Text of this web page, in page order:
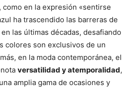
en la expresión «sentirse
ha trascendido las barreras de
las últimas décadas, desafiando
colores son exclusivos de un
en la moda contemporánea, el
versatilidad y atemporalidad,
amplia gama de ocasiones y